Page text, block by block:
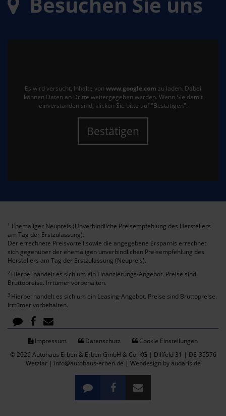
Es wird versucht, Inhalte von www.google.com zu laden. Dabei
können Daten an Dritte weitergegeben werden. Wenn Sie damit
einverstanden sind, klicken Sie bitte auf "Bestätigen".
Bestätigen
1 Ehemaliger Neupreis (Unverbindliche Preisempfehlung des Herstellers
am Tag der Erstzulassung).
Der errechnete Preisvorteil sowie die angegebene Ersparnis errechnet
sich gegenüber der ehemaligen unverbindlichen Preisempfehlung des
Herstellers am Tag der Erstzulassung (Neupreis).
2 Hierbei handelt es sich um ein Finanzierungs-Angebot. Preise sind
Bruttopreise. Irrtümer vorbehalten.
3 Hierbei handelt es sich um ein Leasing-Angebot. Preise sind Bruttopreise.
Irrtümer vorbehalten.
Impressum Datenschutz
Cookie Einstellungen
© 2026 Autohaus Erben & Erben GmbH & Co. KG | Dillfeld 31 | DE-35576
Wetzlar | info@autohaus-erben.de | Webdesign by audaris.de